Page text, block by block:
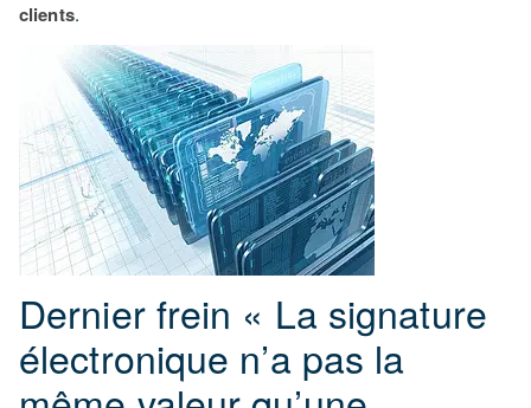
clients.
Dernier frein « La signature
électronique n’a pas la